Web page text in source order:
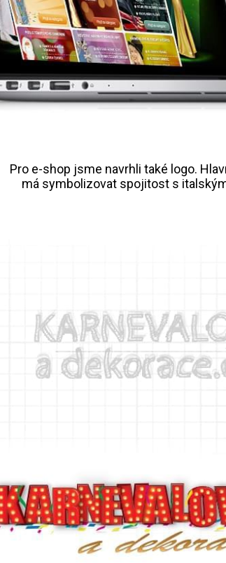
Pro e-shop jsme navrhli také logo.
má symbolizovat spojitost s